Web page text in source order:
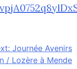
Journée Avenirs
/ Lozère à Mende